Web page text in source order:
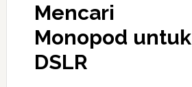
Monopoduntuk
DSLR